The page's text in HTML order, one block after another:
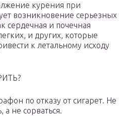
курения при
возникновение серьезных
сердечная и почечная
и других, которые
к летальному исходу
по отказу от сигарет. Не
а не сорваться.